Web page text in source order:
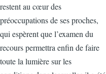
restent au cœur des
préoccupations de ses proches,
qui espèrent que l’examen du
recours permettra enfin de faire
toute la lumière sur les